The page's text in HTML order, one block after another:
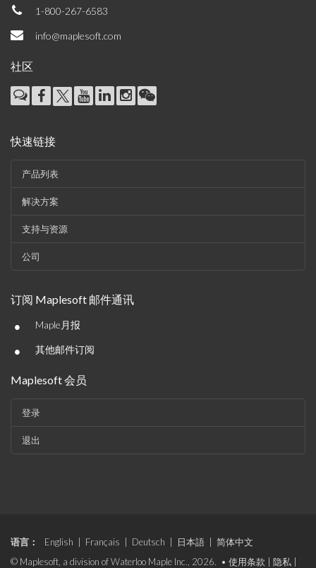
1-800-267-6583
info@maplesoft.com
社区
快速链接
产品列表
解决方案
支持与资源
公司
订阅 Maplesoft 邮件通讯
• Maple月报
• 其他邮件订阅
Maplesoft 会员
登录
退出
语言： English Français Deutsch 日本語
简体中文
© Maplesoft, a division of Waterloo Maple Inc., 2026. • 使用条款 隐私